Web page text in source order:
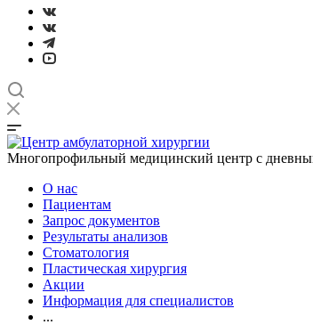
Многопрофильный медицинский центр с
О нас
Пациентам
Запрос документов
Результаты анализов
Стоматология
Пластическая хирургия
Акции
Информация для специалистов
...